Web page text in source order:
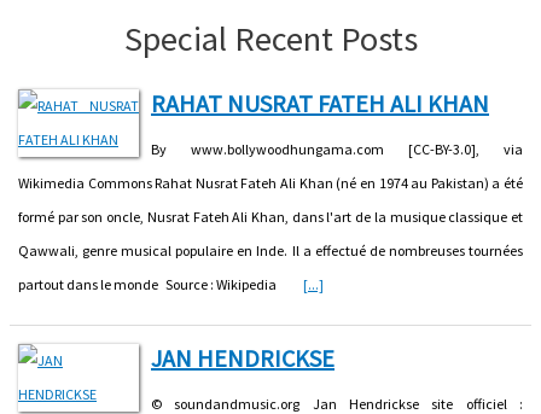
Special Recent Posts
RAHAT NUSRAT FATEH ALI KHAN
By www.bollywoodhungama.com [CC-BY-3.0], via
Wikimedia Commons Rahat Nusrat Fateh Ali Khan (né en 1974 au Pakistan) a été
formé par son oncle, Nusrat Fateh Ali Khan, dans l'art de la musique classique et
Qawwali, genre musical populaire en Inde. Il a effectué de nombreuses tournées
partout dans le monde Source : Wikipedia [...]
JAN HENDRICKSE
© soundandmusic.org Jan Hendrickse site officiel :